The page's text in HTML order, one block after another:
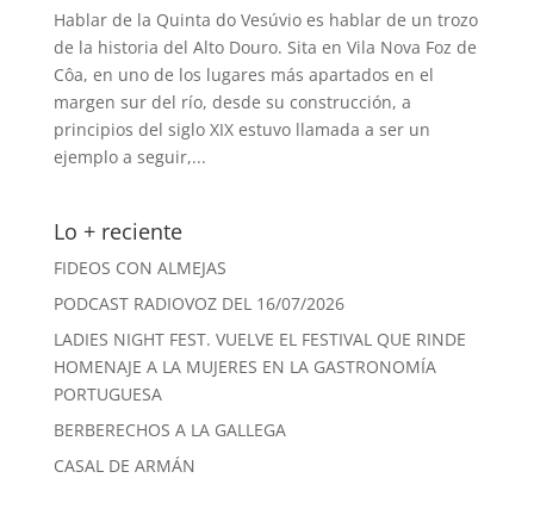
Hablar de la Quinta do Vesúvio es hablar de un trozo
de la historia del Alto Douro. Sita en Vila Nova Foz de
Côa, en uno de los lugares más apartados en el
margen sur del río, desde su construcción, a
principios del siglo XIX estuvo llamada a ser un
ejemplo a seguir,...
Lo + reciente
FIDEOS CON ALMEJAS
PODCAST RADIOVOZ DEL 16/07/2026
LADIES NIGHT FEST. VUELVE EL FESTIVAL QUE RINDE
HOMENAJE A LA MUJERES EN LA GASTRONOMÍA
PORTUGUESA
BERBERECHOS A LA GALLEGA
CASAL DE ARMÁN